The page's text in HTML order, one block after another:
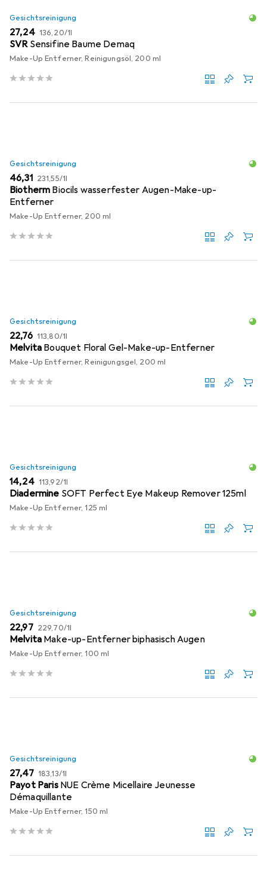
Gesichtsreinigung
EUR
27,24 EUR
136,20/1l
SVR Sensifine Baume Demaq
Make-Up Entferner, Reinigungsöl, 200 ml
Gesichtsreinigung
EUR
46,31 EUR
231,55/1l
Biotherm Biocils wasserfester Augen-Make-up-
Entferner
Make-Up Entferner, 200 ml
Gesichtsreinigung
EUR
22,76 EUR
113,80/1l
Melvita Bouquet Floral Gel-Make-up-Entferner
Make-Up Entferner, Reinigungsgel, 200 ml
Gesichtsreinigung
EUR
14,24 EUR
113,92/1l
Diadermine SOFT Perfect Eye Makeup Remover 125ml
Make-Up Entferner, 125 ml
Gesichtsreinigung
EUR
22,97 EUR
229,70/1l
Melvita Make-up-Entferner biphasisch Augen
Make-Up Entferner, 100 ml
Gesichtsreinigung
EUR
27,47 EUR
183,13/1l
Payot Paris NUE Crème Micellaire Jeunesse
Démaquillante
Make-Up Entferner, 150 ml